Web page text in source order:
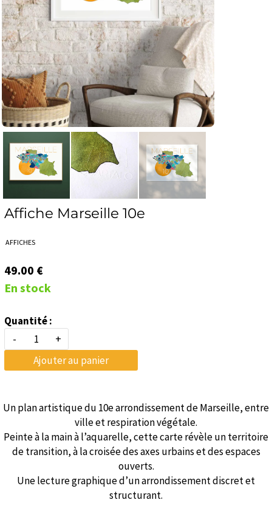
Affiche Marseille 10e
AFFICHES
49.00 €
En stock
Quantité :
- +
Ajouter au panier
Un plan artistique du 10e arrondissement de Marseille, entre
ville et respiration végétale.
Peinte à la main à l’aquarelle, cette carte révèle un territoire
de transition, à la croisée des axes urbains et des espaces
ouverts.
Une lecture graphique d’un arrondissement discret et
structurant.